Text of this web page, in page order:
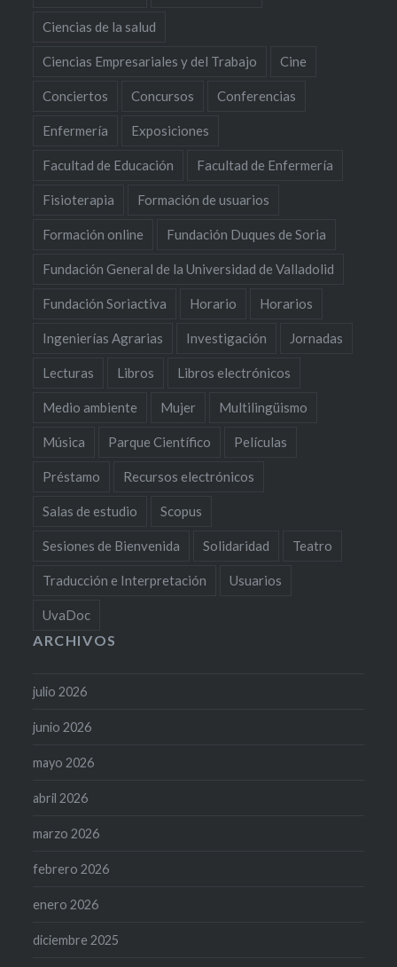
Ciencias de la salud
Ciencias Empresariales y del Trabajo Cine
Conciertos Concursos Conferencias
Enfermería Exposiciones
Facultad de Educación Facultad de Enfermería
Fisioterapia Formación de usuarios
Formación online Fundación Duques de Soria
Fundación General de la Universidad de Valladolid
Fundación Soriactiva Horario Horarios
Ingenierías Agrarias Investigación Jornadas
Lecturas Libros Libros electrónicos
Medio ambiente Mujer Multilingüismo
Música Parque Científico Películas
Préstamo Recursos electrónicos
Salas de estudio Scopus
Sesiones de Bienvenida Solidaridad Teatro
Traducción e Interpretación Usuarios
UvaDoc
ARCHIVOS
julio 2026
junio 2026
mayo 2026
abril 2026
marzo 2026
febrero 2026
enero 2026
diciembre 2025